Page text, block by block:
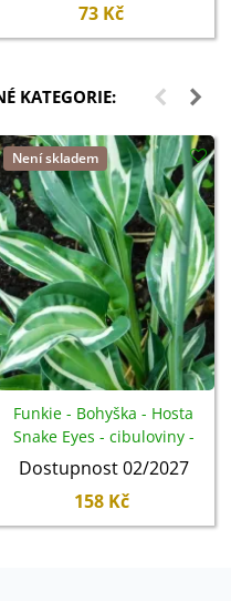
73 Kč
KATEGORIE:
Není skladem
Funkie - Bohyška - Hosta
Snake Eyes - cibuloviny -
1 ks
Dostupnost 02/2027
158 Kč